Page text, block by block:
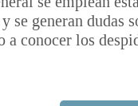
se generan dudas
a conocer los